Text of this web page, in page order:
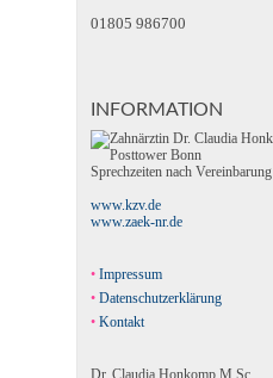
01805 986700
INFORMATION
Sprechzeiten nach Vereinbarung
www.kzv.de
www.zaek-nr.de
Impressum
Datenschutzerklärung
Kontakt
Dr. Claudia Honkomp M.Sc.